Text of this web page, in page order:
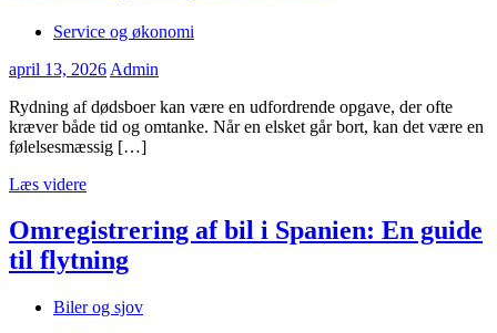
Service og økonomi
april 13, 2026 Admin
Rydning af dødsboer kan være en udfordrende opgave, der ofte
kræver både tid og omtanke. Når en elsket går bort, kan det være en
følelsesmæssig […]
Læs videre
Omregistrering af bil i Spanien: En guide
til flytning
Biler og sjov